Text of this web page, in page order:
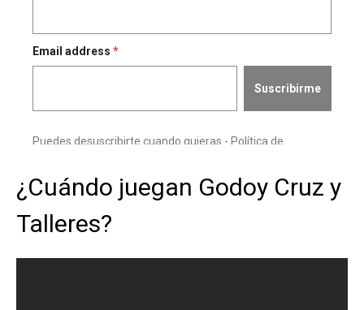
¿Cuándo juegan Godoy Cruz y
Talleres?